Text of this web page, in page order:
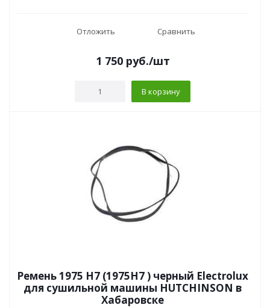
Отложить Сравнить
1 750 руб./шт
В корзину
Ремень 1975 H7 (1975H7 ) черный Electrolux
для сушильной машины HUTCHINSON в
Хабаровске